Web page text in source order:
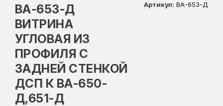
ВА-653-Д
ВИТРИНА
УГЛОВАЯ ИЗ
ПРОФИЛЯ С
ЗАДНЕЙ СТЕНКОЙ
ДСП К ВА-650-
Д,651-Д
Артикул: ВА-653-Д